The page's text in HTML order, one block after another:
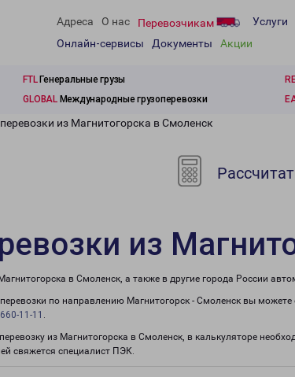
Адреса О нас Перевозчикам
Услуги
Онлайн-сервисы
Документы Акции
FTLГенеральные грузы
GLOBALМеждународные грузоперевозки
из Магнитогорска в Смоленск
из
в Смоленск, а также в другие города России
по направлению Магнитогорск - Смоленск вы
11-11 .
из Магнитогорска в Смоленск, в калькуляторе
свяжется специалист ПЭК.